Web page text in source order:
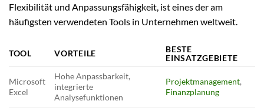
Flexibilität und Anpassungsfähigkeit, ist eines der am
häufigsten verwendeten Tools in Unternehmen weltweit.
TOOL VORTEILE
BESTE
EINSATZGEBIETE
Microsoft
Excel
Hohe Anpassbarkeit,
integrierte
Analysefunktionen
Projektmanagement,
Finanzplanung